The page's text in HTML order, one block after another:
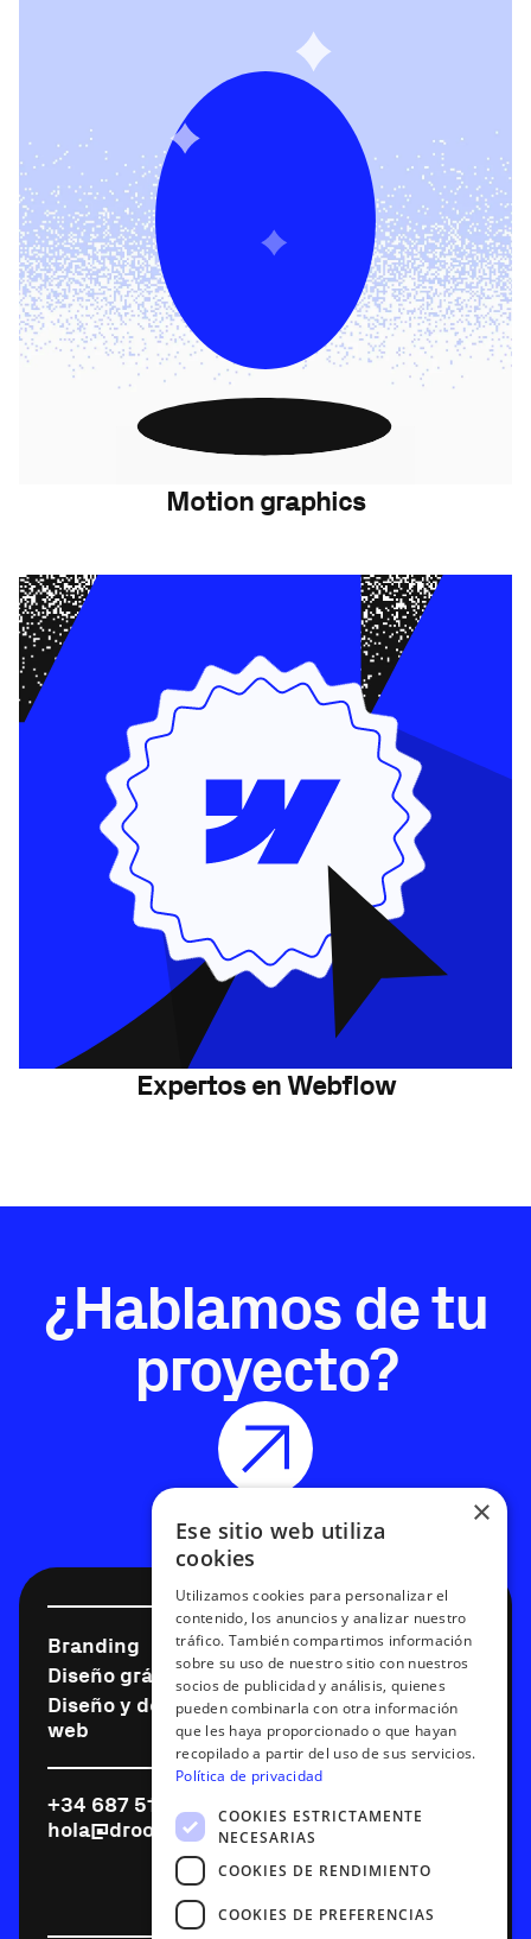
Motion graphics
Expertos en Webflow
¿Hablamos de tu
proyecto?
Branding
Diseño gráfico
Diseño y desarrollo
web
Diseño digital
Motion graphics
Expertos en Webflow
+34 687 515 232
hola@drool.es
Instagram
Linkedin
X
×
Ese sitio web utiliza
cookies
Utilizamos cookies para personalizar el
contenido, los anuncios y analizar nuestro
tráfico. También compartimos información
sobre su uso de nuestro sitio con nuestros
socios de publicidad y análisis, quienes
pueden combinarla con otra información
que les haya proporcionado o que hayan
recopilado a partir del uso de sus servicios.
Política de privacidad
COOKIES ESTRICTAMENTE
NECESARIAS
COOKIES DE RENDIMIENTO
COOKIES DE PREFERENCIAS